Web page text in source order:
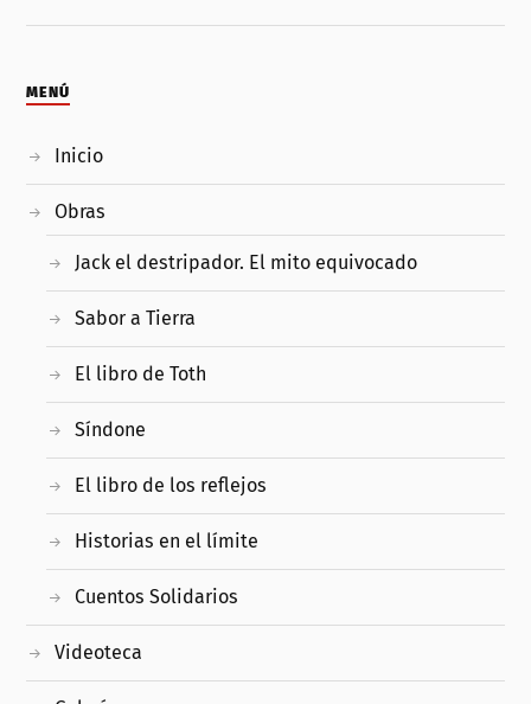
MENÚ
Inicio
Obras
Jack el destripador. El mito equivocado
Sabor a Tierra
El libro de Toth
Síndone
El libro de los reflejos
Historias en el límite
Cuentos Solidarios
Videoteca